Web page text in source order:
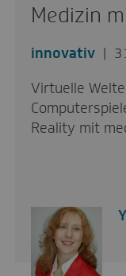
Medizin
innovativ
Virtuelle
Reality mit